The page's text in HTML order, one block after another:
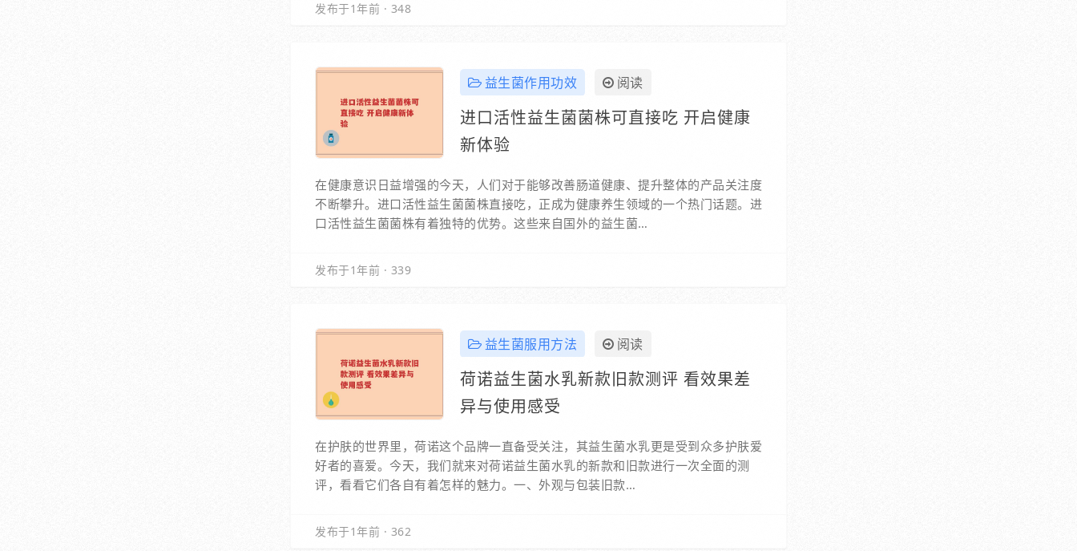
发布于1年前 · 348
益生菌作用功效 阅读
进口活性益生菌菌株可直接吃 开启健康
新体验
在健康意识日益增强的今天，人们对于能够改善肠道健康、提升整体的产品关注度
不断攀升。进口活性益生菌菌株直接吃，正成为健康养生领域的一个热门话题。进
口活性益生菌菌株有着独特的优势。这些来自国外的益生菌…
发布于1年前 · 339
益生菌服用方法 阅读
荷诺益生菌水乳新款旧款测评 看效果差
异与使用感受
在护肤的世界里，荷诺这个品牌一直备受关注，其益生菌水乳更是受到众多护肤爱
好者的喜爱。今天，我们就来对荷诺益生菌水乳的新款和旧款进行一次全面的测
评，看看它们各自有着怎样的魅力。一、外观与包装旧款…
发布于1年前 · 362